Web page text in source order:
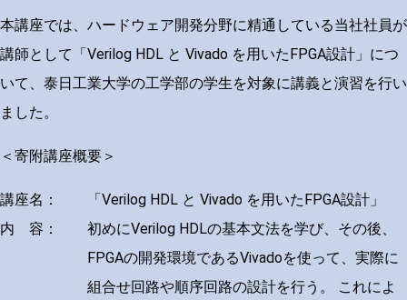
本講座では、ハードウェア開発分野に精通している当社社員が
講師として「Verilog HDL と Vivado を用いたFPGA設計」につ
いて、泰日工業大学の工学部の学生を対象に講義と演習を行い
ました。
＜寄附講座概要＞
講座名：
「Verilog HDL と Vivado を用いたFPGA設計」
内 容：
初めにVerilog HDLの基本文法を学び、その後、
FPGAの開発環境であるVivadoを使って、実際に
組合せ回路や順序回路の設計を行う。 これによ